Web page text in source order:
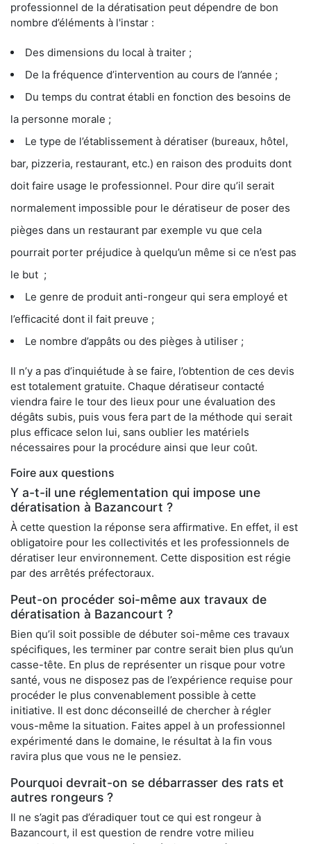
professionnel de la dératisation peut dépendre de bon
nombre d’éléments à l'instar :
Des dimensions du local à traiter ;
De la fréquence d’intervention au cours de l’année ;
Du temps du contrat établi en fonction des besoins de
la personne morale ;
Le type de l’établissement à dératiser (bureaux, hôtel,
bar, pizzeria, restaurant, etc.) en raison des produits dont
doit faire usage le professionnel. Pour dire qu’il serait
normalement impossible pour le dératiseur de poser des
pièges dans un restaurant par exemple vu que cela
pourrait porter préjudice à quelqu’un même si ce n’est pas
le but ;
Le genre de produit anti-rongeur qui sera employé et
l’efficacité dont il fait preuve ;
Le nombre d’appâts ou des pièges à utiliser ;
Il n’y a pas d’inquiétude à se faire, l’obtention de ces devis
est totalement gratuite. Chaque dératiseur contacté
viendra faire le tour des lieux pour une évaluation des
dégâts subis, puis vous fera part de la méthode qui serait
plus efficace selon lui, sans oublier les matériels
nécessaires pour la procédure ainsi que leur coût.
Foire aux questions
Y a-t-il une réglementation qui impose une
dératisation à Bazancourt ?
À cette question la réponse sera affirmative. En effet, il est
obligatoire pour les collectivités et les professionnels de
dératiser leur environnement. Cette disposition est régie
par des arrêtés préfectoraux.
Peut-on procéder soi-même aux travaux de
dératisation à Bazancourt ?
Bien qu’il soit possible de débuter soi-même ces travaux
spécifiques, les terminer par contre serait bien plus qu’un
casse-tête. En plus de représenter un risque pour votre
santé, vous ne disposez pas de l’expérience requise pour
procéder le plus convenablement possible à cette
initiative. Il est donc déconseillé de chercher à régler
vous-même la situation. Faites appel à un professionnel
expérimenté dans le domaine, le résultat à la fin vous
ravira plus que vous ne le pensiez.
Pourquoi devrait-on se débarrasser des rats et
autres rongeurs ?
Il ne s’agit pas d’éradiquer tout ce qui est rongeur à
Bazancourt, il est question de rendre votre milieu